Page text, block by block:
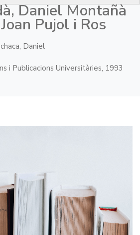
Daniel Montañà
Pujol i Ros
Daniel
i Publicacions Universitàries, 1993